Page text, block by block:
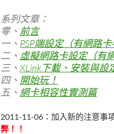
系列文章：
零、 前言
一、 PSP端設定（有網路卡
二、 虛擬網路卡設定（有
三、XLink下載、安裝與設
四、 開始玩！
五、 網卡相容性實測篇
2011-11-06：加入新的注意事
弊！！